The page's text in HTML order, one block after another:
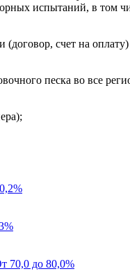
испытаний, в том
счет на оплату)
песка во все
70,0 до 80,0%